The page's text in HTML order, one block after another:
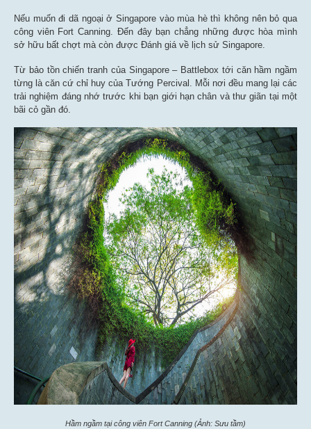
Nếu muốn đi dã ngoại ở Singapore vào mùa hè thì không nên bỏ qua
công viên Fort Canning. Đến đây bạn chẳng những được hòa mình
sở hữu bất chợt mà còn được Đánh giá về lịch sử Singapore.
Từ bảo tồn chiến tranh của Singapore – Battlebox tới căn hầm ngầm
từng là căn cứ chỉ huy của Tướng Percival. Mỗi nơi đều mang lại các
trải nghiệm đáng nhớ trước khi bạn giới hạn chân và thư giãn tại một
bãi cỏ gần đó.
Hầm ngầm tại công viên Fort Canning (Ảnh: Sưu tầm)